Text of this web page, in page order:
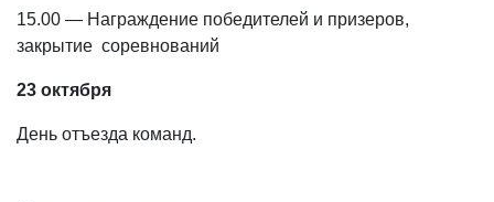
15.00 — Награждение победителей и призеров,
закрытие соревнований
23 октября
День отъезда команд.